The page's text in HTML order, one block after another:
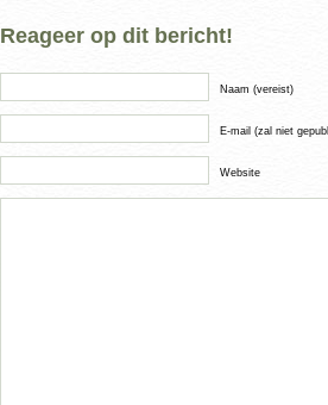
Reageer op dit bericht!
Naam (vereist)
E-mail (zal niet
Website